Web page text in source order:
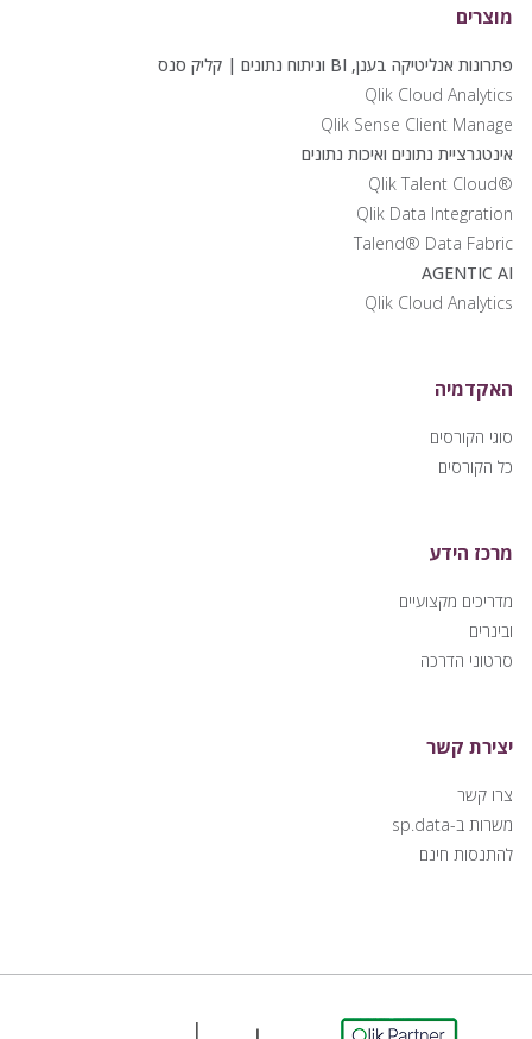
מוצרים
פתרונות אנליטיקה בענן, BI וניתוח נתונים | קליק סנס
Qlik Cloud Analytics
Qlik Sense Client Manage
אינטגרציית נתונים ואיכות נתונים
®Qlik Talent Cloud
Qlik Data Integration
Talend® Data Fabric
AGENTIC AI
Qlik Cloud Analytics
האקדמיה
סוגי הקורסים
כל הקורסים
מרכז הידע
מדריכים מקצועיים
ובינרים
סרטוני הדרכה
יצירת קשר
צרו קשר
משרות ב-sp.data
להתנסות חינם